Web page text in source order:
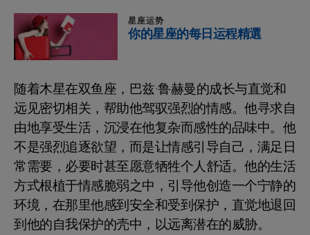
星座运势
你的星座的每日运程精選
随着木星在双鱼座，巴兹·鲁赫曼的成长与直觉和
远见密切相关，帮助他驾驭强烈的情感。他寻求自
由地享受生活，沉浸在他复杂而感性的品味中。他
不是强烈追逐欲望，而是让情感引导自己，满足日
常需要，必要时甚至愿意牺牲个人舒适。他的生活
方式根植于情感脆弱之中，引导他创造一个宁静的
环境，在那里他感到安全和受到保护，直觉地退回
到他的自我保护的壳中，以远离潜在的威胁。